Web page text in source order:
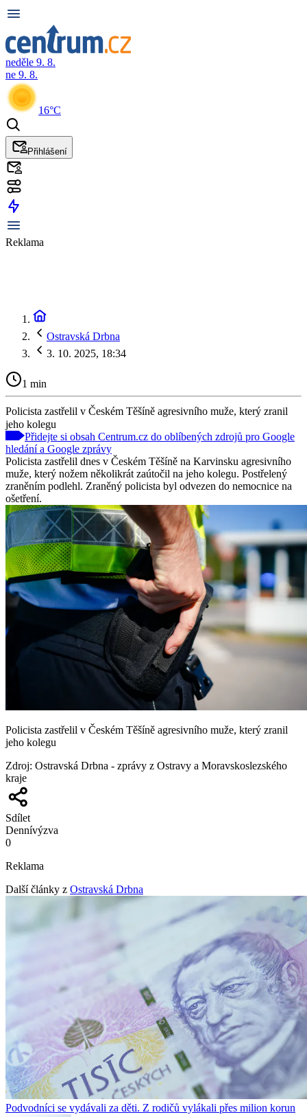
neděle 9. 8.
ne 9. 8.
16°C
Přihlášení
Reklama
Ostravská Drbna
3. 10. 2025, 18:34
1 min
Policista zastřelil v Českém Těšíně agresivního muže, který zranil
jeho kolegu
Přidejte si obsah Centrum.cz do oblíbených zdrojů pro Google
hledání a Google zprávy
Policista zastřelil dnes v Českém Těšíně na Karvinsku agresivního
muže, který nožem několikrát zaútočil na jeho kolegu. Postřelený
zraněním podlehl. Zraněný policista byl odvezen do nemocnice na
ošetření.
Policista zastřelil v Českém Těšíně agresivního muže, který zranil
jeho kolegu
Zdroj: Ostravská Drbna - zprávy z Ostravy a Moravskoslezského
kraje
Sdílet
Dennívýzva
0
Reklama
Další články z Ostravská Drbna
Podvodníci se vydávali za děti. Z rodičů vylákali přes milion korun